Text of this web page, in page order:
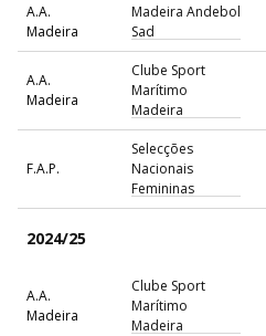
A.A.
Madeira
Madeira Andebol
Sad
A.A.
Madeira
Clube Sport
Marítimo
Madeira
F.A.P.
Selecções
Nacionais
Femininas
2024/25
A.A.
Madeira
Clube Sport
Marítimo
Madeira